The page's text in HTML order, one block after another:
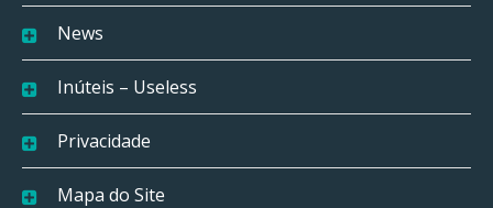
News
Inúteis – Useless
Privacidade
Mapa do Site